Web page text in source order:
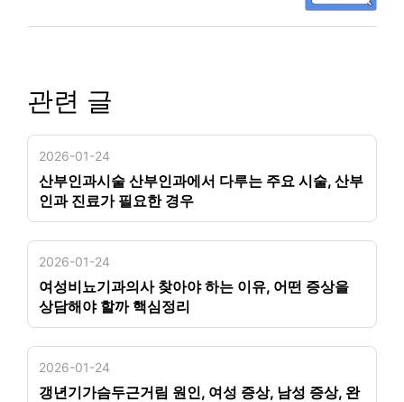
관련 글
2026-01-24
산부인과시술 산부인과에서 다루는 주요 시술, 산부
인과 진료가 필요한 경우
2026-01-24
여성비뇨기과의사 찾아야 하는 이유, 어떤 증상을
상담해야 할까 핵심정리
2026-01-24
갱년기가슴두근거림 원인, 여성 증상, 남성 증상, 완